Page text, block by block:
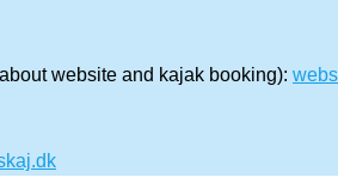
website and kajak booking):